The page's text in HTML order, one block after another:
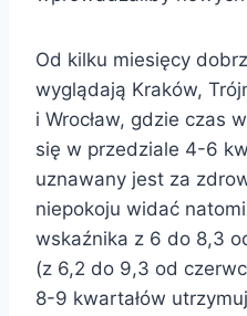
Od kilku miesięcy
wyglądają Kraków,
i Wrocław, gdzie czas
się w przedziale 4-6
uznawany jest za
niepokoju widać
wskaźnika z 6 do 8,3
(z 6,2 do 9,3 od
8-9 kwartałów